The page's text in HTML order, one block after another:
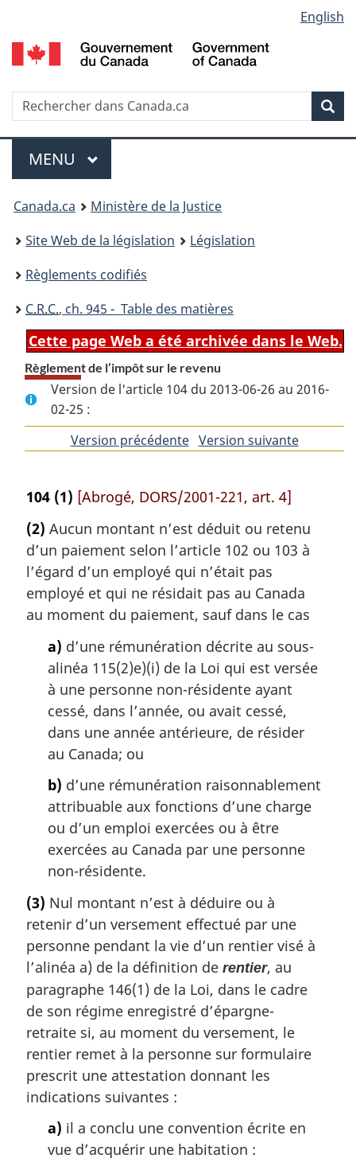
au
contenu
propos
de
la
HTML
simplifiée
selection
English
Recherche
Menu
MENU PRINCIPAL
You
are
here:
Canada.ca
Ministère de la Justice
Site Web de la législation
Législation
Règlements codifiés
C.R.C., ch. 945 - Table des matières
Cette page Web a été archivée dans le Web.
Règlement de l’impôt sur le revenu
Version de l'article 104 du 2013-06-26 au 2016-
02-25 :
Version précédentedeVersion suivantede
104 (1) [Abrogé, DORS/2001-221, art. 4]
(2) Aucun montant n’est déduit ou retenu
d’un paiement selon l’article 102 ou 103 à
l’égard d’un employé qui n’était pas
employé et qui ne résidait pas au Canada
au moment du paiement, sauf dans le cas
a) d’une rémunération décrite au sous-
alinéa 115(2)e)(i) de la Loi qui est versée
à une personne non-résidente ayant
cessé, dans l’année, ou avait cessé,
dans une année antérieure, de résider
au Canada; ou
b) d’une rémunération raisonnablement
attribuable aux fonctions d’une charge
ou d’un emploi exercées ou à être
exercées au Canada par une personne
non-résidente.
(3) Nul montant n’est à déduire ou à
retenir d’un versement effectué par une
personne pendant la vie d’un rentier visé à
l’alinéa a) de la définition de rentier, au
paragraphe 146(1) de la Loi, dans le cadre
de son régime enregistré d’épargne-
retraite si, au moment du versement, le
rentier remet à la personne sur formulaire
prescrit une attestation donnant les
indications suivantes :
a) il a conclu une convention écrite en
vue d’acquérir une habitation :